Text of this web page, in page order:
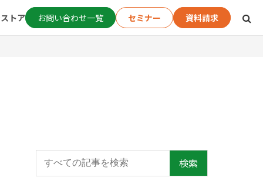
トア お問い合わせ一覧 セミナー 資料請求
検索